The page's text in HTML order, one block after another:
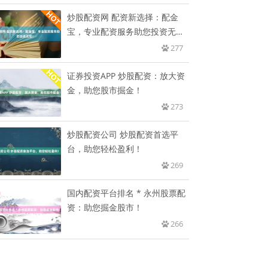
炒股配资网 配资新选择：配金
宝，专业配资服务助您投资无
277
证券投资APP 炒股配资：放大资
金，助您股市掘金！
273
炒股配资公司 炒股配资首选平
台，助您轻松盈利！
269
国内配资平台排名 * 永州股票配
资：助您掘金股市！
266